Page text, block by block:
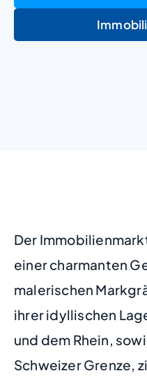
Der
einer charmanten
malerischen
ihrer idyllischen
und dem Rhein,
Schweizer Grenze,